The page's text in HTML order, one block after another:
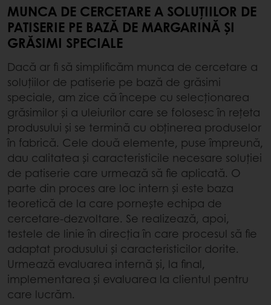
MUNCA DE CERCETARE A SOLUȚIILOR DE
PATISERIE PE BAZĂ DE MARGARINĂ ȘI
GRĂSIMI SPECIALE
Dacă ar fi să simplificăm munca de cercetare a
soluțiilor de patiserie pe bază de grăsimi
speciale, am zice că începe cu selecționarea
grăsimilor și a uleiurilor care se folosesc în rețeta
produsului și se termină cu obținerea produselor
în fabrică. Cele două elemente, puse împreună,
dau calitatea și caracteristicile necesare soluției
de patiserie care urmează să fie aplicată. O
parte din proces are loc intern și este baza
teoretică de la care pornește echipa de
cercetare-dezvoltare. Se realizează, apoi,
testele de linie în direcția în care procesul să fie
adaptat produsului și caracteristicilor dorite.
Urmează evaluarea internă și, la final,
implementarea și evaluarea la clientul pentru
care lucrăm.